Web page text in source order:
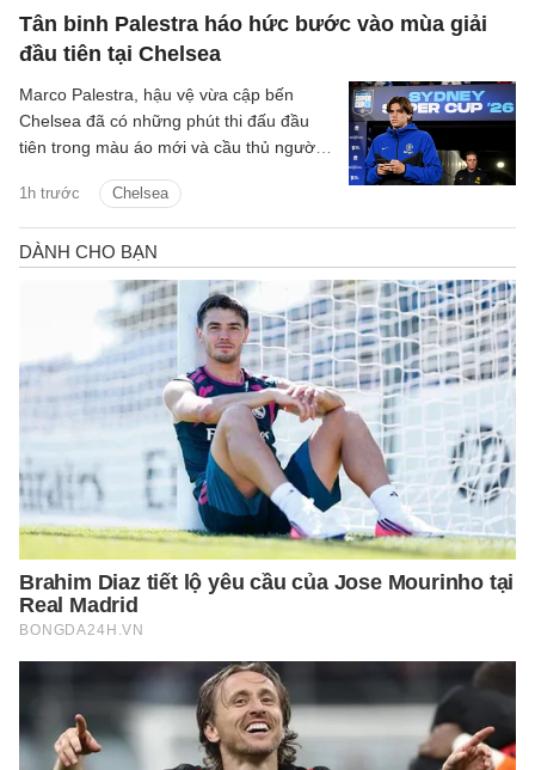
Tân binh Palestra háo hức bước vào mùa giải
đầu tiên tại Chelsea
1h trước Chelsea
Marco Palestra, hậu vệ vừa cập bến
Chelsea đã có những phút thi đấu đầu
tiên trong màu áo mới và cầu thủ người